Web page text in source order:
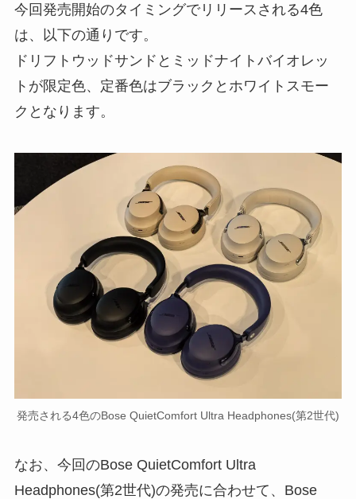
今回発売開始のタイミングでリリースされる4色
は、以下の通りです。
ドリフトウッドサンドとミッドナイトバイオレッ
トが限定色、定番色はブラックとホワイトスモー
クとなります。
発売される4色のBose QuietComfort Ultra Headphones(第2世代)
なお、今回のBose QuietComfort Ultra
Headphones(第2世代)の発売に合わせて、Bose